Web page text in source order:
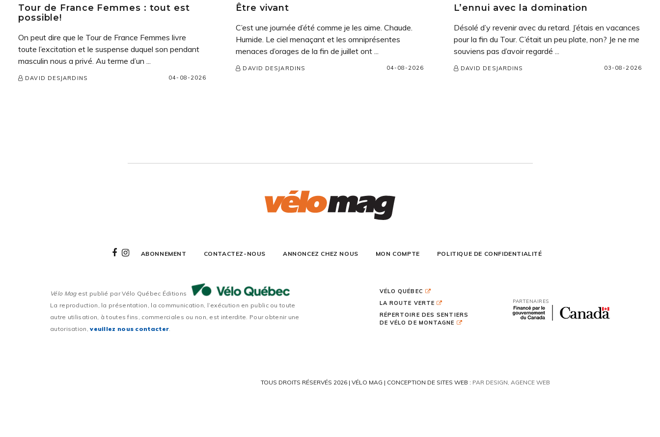
Tour de France Femmes : tout est
possible!
On peut dire que le Tour de France Femmes livre
toute l’excitation et le suspense duquel son pendant
masculin nous a privé. Au terme d’un ...
DAVID DESJARDINS 04-08-2026
Être vivant
C’est une journée d’été comme je les aime. Chaude.
Humide. Le ciel menaçant et les omniprésentes
menaces d’orages de la fin de juillet ont ...
DAVID DESJARDINS 04-08-2026
L’ennui avec la domination
Désolé d’y revenir avec du retard. J’étais en vacances
pour la fin du Tour. C’était un peu plate, non? Je ne me
souviens pas d’avoir regardé ...
DAVID DESJARDINS 03-08-2026
ABONNEMENT CONTACTEZ-NOUS ANNONCEZ CHEZ NOUS MON COMPTE POLITIQUE DE CONFIDENTIALITÉ
Vélo Magest publié par Vélo Québec Éditions
La reproduction, la présentation, la communication, l’exécution en public ou toute
autre utilisation, à toutes fins, commerciales ou non, est interdite. Pour obtenir une
autorisation,veuillez nous contacter.
VÉLO QUÉBEC
LA ROUTE VERTE
RÉPERTOIRE DES SENTIERS
DE VÉLO DE MONTAGNE
PARTENAIRES
TOUS DROITS RÉSERVÉS 2026 | VÉLO MAG | CONCEPTION DE SITES WEB : PAR DESIGN, AGENCE WEB